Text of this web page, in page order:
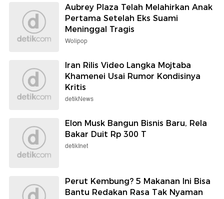
Aubrey Plaza Telah Melahirkan Anak
Pertama Setelah Eks Suami
Meninggal Tragis
Wolipop
Iran Rilis Video Langka Mojtaba
Khamenei Usai Rumor Kondisinya
Kritis
detikNews
Elon Musk Bangun Bisnis Baru, Rela
Bakar Duit Rp 300 T
detikInet
Perut Kembung? 5 Makanan Ini Bisa
Bantu Redakan Rasa Tak Nyaman